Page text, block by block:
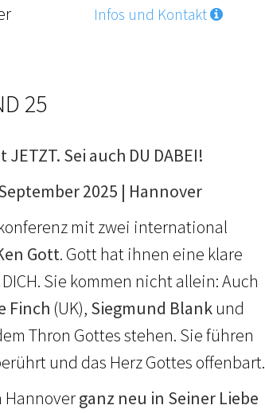
Infos und Kontakt
25
JETZT. Sei auch DU DABEI!
2025 | Hannover
mit zwei international
Gott. Gott hat ihnen eine klare
Sie kommen nicht allein: Auch
Finch (UK), Siegmund Blankund
Thron Gottes stehen. Sie führen
und das Herz Gottes offenbart.
Hannoverganz neu in Seiner Liebe